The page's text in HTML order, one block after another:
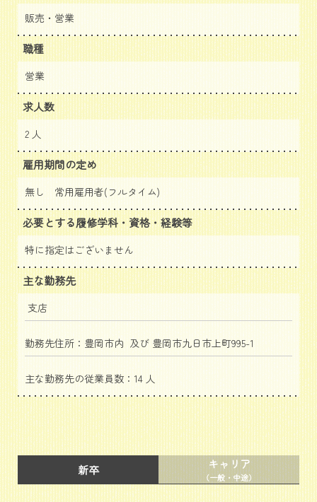
販売・営業
職種
営業
求人数
2 人
雇用期間の定め
無し 常用雇用者(フルタイム)
必要とする履修学科・資格・経験等
特に指定はございません
主な勤務先
支店
勤務先住所：豊岡市内 及び 豊岡市九日市上町995-1
主な勤務先の従業員数：14 人
新卒 キャリア
（一般・中途）